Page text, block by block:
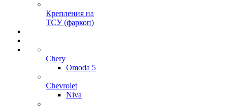
Крепления на
ТСУ (фаркоп)
Chery
Omoda 5
Chevrolet
Niva